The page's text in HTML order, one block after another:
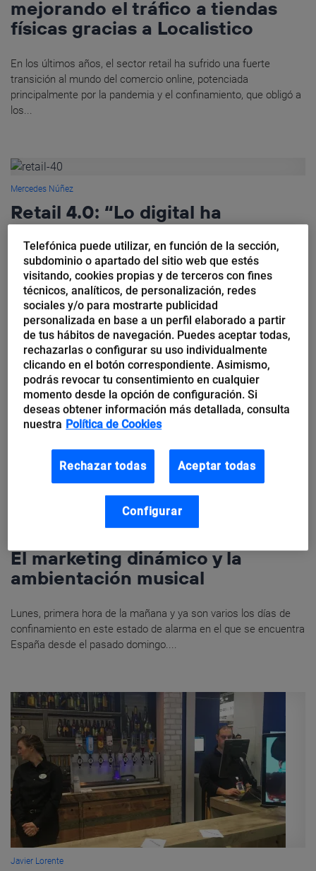
mejorando el tráfico a tiendas
físicas gracias a Localistico
En los últimos años, el sector retail ha sufrido una fuerte
transición al mundo del comercio online, potenciada
principalmente por la pandemia y el confinamiento, que obligó a
los...
Mercedes Núñez
Retail 4.0: “Lo digital ha
cambiado la operativa dentro de
las tiendas”
No hay un cliente físico y otro digital, solo uno que compra
como y cuando le da la gana. Así de claro. Y es el que manda,
así que...
El marketing dinámico y la
ambientación musical
Lunes, primera hora de la mañana y ya son varios los días de
confinamiento en este estado de alarma en el que se encuentra
España desde el pasado domingo....
Javier Lorente
Telefónica puede utilizar, en función de la sección,
subdominio o apartado del sitio web que estés
visitando, cookies propias y de terceros con fines
técnicos, analíticos, de personalización, redes
sociales y/o para mostrarte publicidad
personalizada en base a un perfil elaborado a partir
de tus hábitos de navegación. Puedes aceptar todas,
rechazarlas o configurar su uso individualmente
clicando en el botón correspondiente. Asimismo,
podrás revocar tu consentimiento en cualquier
momento desde la opción de configuración. Si
deseas obtener información más detallada, consulta
nuestra Política de Cookies
Rechazar todas Aceptar todas
Configurar